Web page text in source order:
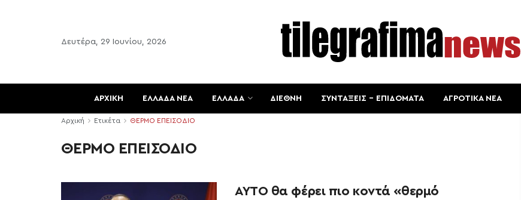
Δευτέρα, 29 Ιουνίου, 2026
ΑΡΧΙΚΗ ΕΛΛΑΔΑ ΝΕΑ ΕΛΛΑΔΑ ΔΙΕΘΝΗ ΣΥΝΤΑΞΕΙΣ – ΕΠΙΔΟΜΑΤΑ ΑΓΡΟΤΙΚΑ ΝΕΑ
Αρχική Ετικέτα ΘΕΡΜΟ ΕΠΕΙΣΟΔΙΟ
ΘΕΡΜΟ ΕΠΕΙΣΟΔΙΟ
ΑΥΤΟ θα φέρει πιο κοντά «θερμό